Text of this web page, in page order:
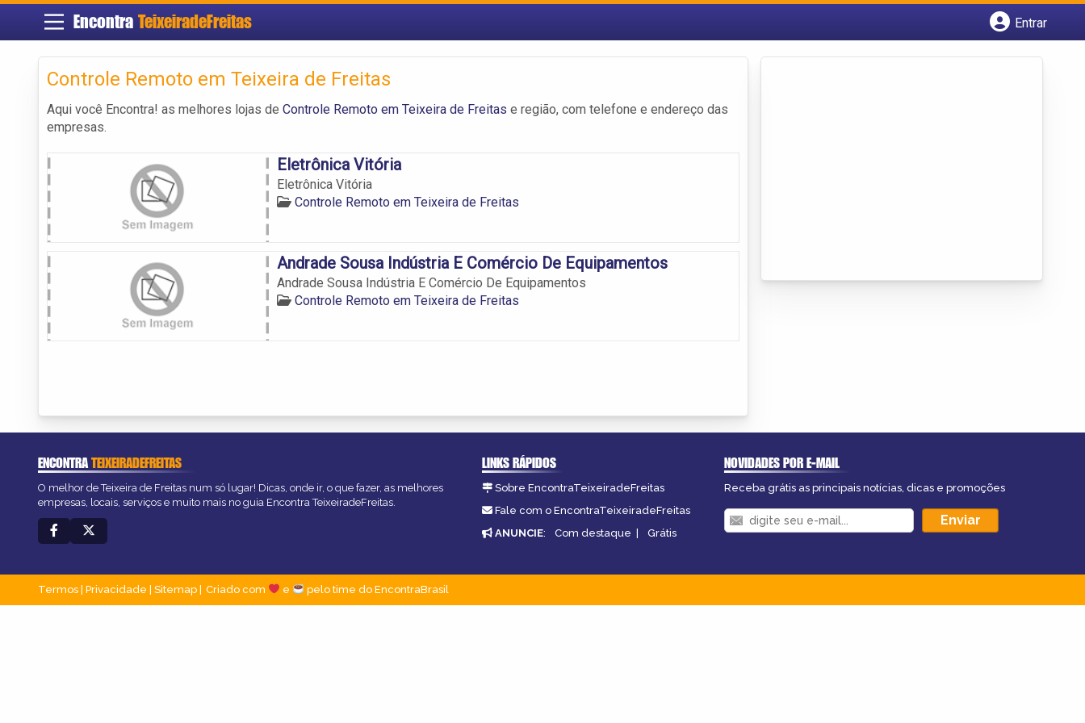
Encontra TeixeiradeFreitas
Entrar
Controle Remoto em Teixeira de Freitas
Aqui você Encontra! as melhores lojas de Controle Remoto em Teixeira de Freitas e região, com telefone e endereço das
empresas.
Eletrônica Vitória
Eletrônica Vitória
Controle Remoto em Teixeira de Freitas
Andrade Sousa Indústria E Comércio De Equipamentos
Andrade Sousa Indústria E Comércio De Equipamentos
Controle Remoto em Teixeira de Freitas
ENCONTRATEIXEIRADEFREITAS
O melhor de Teixeira de Freitas num só lugar! Dicas, onde ir, o que fazer, as melhores
empresas, locais, serviços e muito mais no guia Encontra TeixeiradeFreitas.
LINKS RÁPIDOS
Sobre EncontraTeixeiradeFreitas
Fale com o EncontraTeixeiradeFreitas
ANUNCIE: Com destaque | Grátis
NOVIDADES POR E-MAIL
Receba grátis as principais notícias, dicas e promoções
Termos Privacidade Sitemap Criado com e pelo time do EncontraBrasil